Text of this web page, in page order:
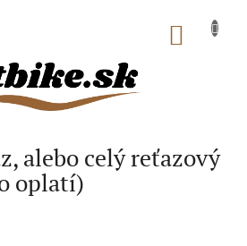
alebo celý reťazový
oplatí)